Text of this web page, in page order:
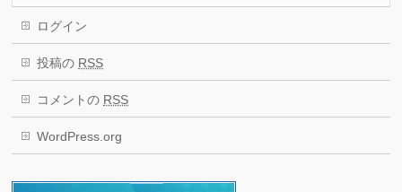
ログイン
投稿の RSS
コメントの RSS
WordPress.org